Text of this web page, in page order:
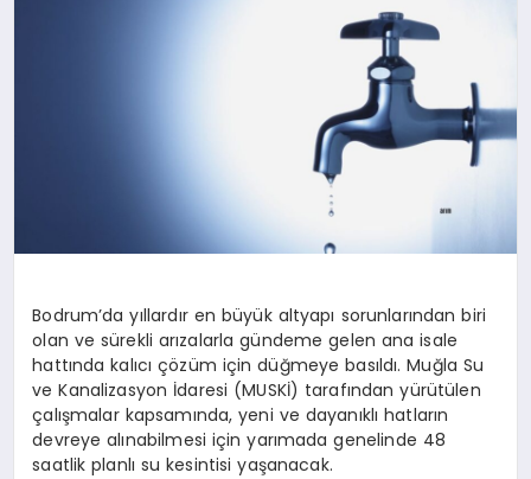
Bodrum’da yıllardır en büyük altyapı sorunlarından biri
olan ve sürekli arızalarla gündeme gelen ana isale
hattında kalıcı çözüm için düğmeye basıldı. Muğla Su
ve Kanalizasyon İdaresi (MUSKİ) tarafından yürütülen
çalışmalar kapsamında, yeni ve dayanıklı hatların
devreye alınabilmesi için yarımada genelinde 48
saatlik planlı su kesintisi yaşanacak.